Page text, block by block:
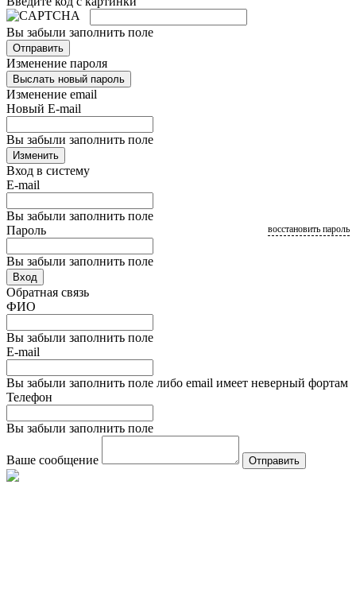
Вы забыли заполнить поле
Отправить
Изменение пароля
Выслать новый пароль
Изменение email
Новый E-mail
Вы забыли заполнить поле
Изменить
Вход в систему
E-mail
Вы забыли заполнить поле
Пароль
Вы забыли заполнить поле
восстановить пароль
Вход
Обратная связь
ФИО
Вы забыли заполнить поле
E-mail
Вы забыли заполнить поле либо email имеет неверный фортам
Телефон
Вы забыли заполнить поле
Ваше сообщение Отправить